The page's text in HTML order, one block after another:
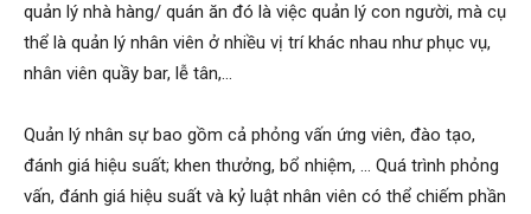
quản lý nhà hàng/ quán ăn đó là việc quản lý con người, mà cụ
thể là quản lý nhân viên ở nhiều vị trí khác nhau như phục vụ,
nhân viên quầy bar, lễ tân,…
Quản lý nhân sự bao gồm cả phỏng vấn ứng viên, đào tạo,
đánh giá hiệu suất; khen thưởng, bổ nhiệm, … Quá trình phỏng
vấn, đánh giá hiệu suất và kỷ luật nhân viên có thể chiếm phần